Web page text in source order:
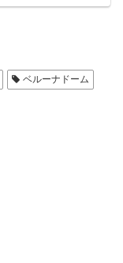
ベルーナドーム